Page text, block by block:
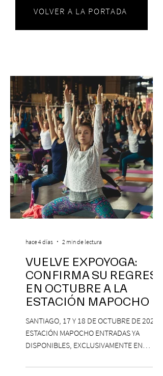
VOLVER A LA PORTADA
VUELVE EXPOYOGA:
CONFIRMA SU REGRESO
EN OCTUBRE A LA
ESTACIÓN MAPOCHO
SANTIAGO, 17 Y 18 DE OCTUBRE DE 2026,
ESTACIÓN MAPOCHO ENTRADAS YA
DISPONIBLES, EXCLUSIVAMENTE EN
con una edición renovada que reunirá
hace 4 días 2 min de lectura